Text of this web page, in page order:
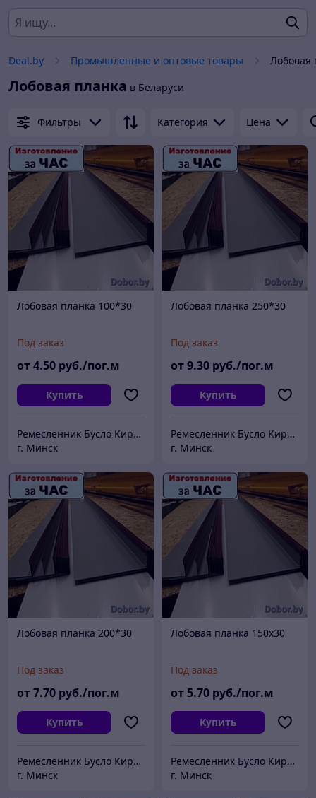
Deal.by Промышленные и оптовые товары Лобовая
Лобовая планка в Беларуси
Фильтры Категория Цена
Лобовая планка 100*30
Под заказ
от4.50 руб./пог.м
Купить
Ремесленник Бусло Кирилл Владимирович
г. Минск
Лобовая планка 250*30
Под заказ
от9.30 руб./пог.м
Купить
Ремесленник Бусло Кирилл Владимирович
г. Минск
Лобовая планка 200*30
Под заказ
от7.70 руб./пог.м
Купить
Ремесленник Бусло Кирилл Владимирович
г. Минск
Лобовая планка 150х30
Под заказ
от 5.70 руб./пог.м
Купить
Ремесленник Бусло Кирилл Владимирович
г. Минск